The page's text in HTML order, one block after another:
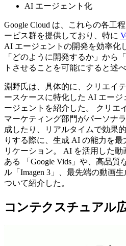
AI エージェント化
Google Cloud は、これらの各工
ービス群を提供しており、特に
AI エージェントの開発を効率化
「どのように開発するか」から
トさせることを可能にすると述べ
淵野氏は、具体的に、クリエイ
ースケースに特化した AI エー
ージェントを紹介した。 クリエ
マーケティング部門がパーソナ
成したり、リアルタイムで効果
りする際に、生成 AI の能力を
リケーション。 AI を活用した
ある 「Google Vids」や、高品質
ル「Imagen 3」、最先端の動画
ついて紹介した。
コンテクスチュアル